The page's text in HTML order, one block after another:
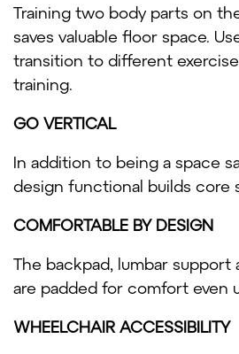
Training two body parts on
saves valuable floor space.
transition to different
training.
GO VERTICAL
In addition to being a space
design functional builds core
COMFORTABLE BY DESIGN
The backpad, lumbar support
are padded for comfort even
WHEELCHAIR ACCESSIBILITY